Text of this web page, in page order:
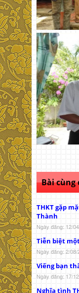
Bài cùng
THKT gặp
Thành
Ngày đăng: 12/
Tiễn biệt
Ngày đăng: 2/
Viếng bạn
Ngày đăng: 17/
Nghĩa tình